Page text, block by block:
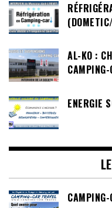
AL-KO :
CAMPING-
ENERGIE